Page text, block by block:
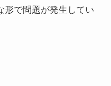
形で問題が発生してい